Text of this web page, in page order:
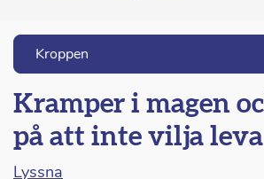
Kroppen
Kramper i magen
på att inte vilja leva
Lyssna